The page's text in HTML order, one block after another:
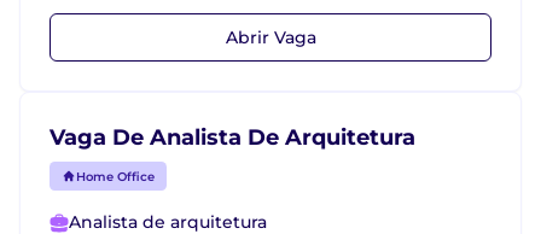
Abrir Vaga
Vaga De Analista De Arquitetura
Home Office
Analista de arquitetura